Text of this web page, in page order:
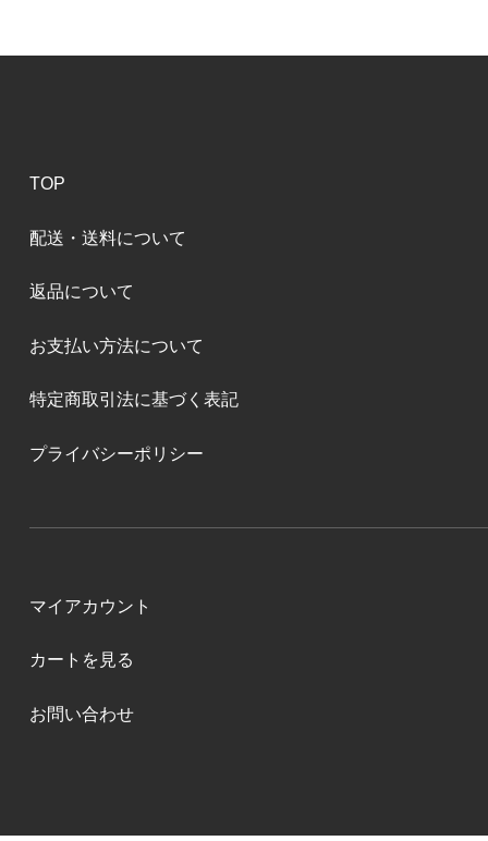
TOP
配送・送料について
返品について
お支払い方法について
特定商取引法に基づく表記
プライバシーポリシー
マイアカウント
カートを見る
お問い合わせ